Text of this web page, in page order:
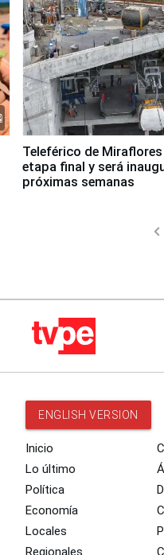
Teleférico de
etapa final y será
próximas semanas
chevron_left
ENGLISH VERSION
Inicio
Lo último
Política
Economía
Locales
Regionales